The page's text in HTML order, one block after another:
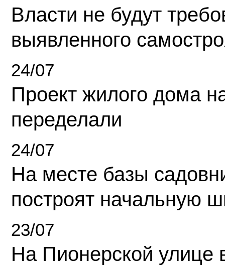
Власти не будут
выявленного
24/07
Проект жилого дома
переделали
24/07
На месте базы
построят начальную
23/07
На Пионерской улице